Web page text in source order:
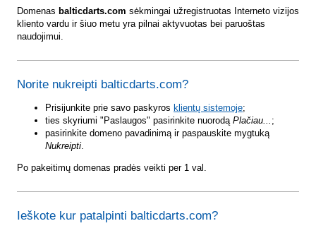
Domenas balticdarts.com sėkmingai užregistruotas Interneto vizijos
kliento vardu ir šiuo metu yra pilnai aktyvuotas bei paruoštas
naudojimui.
Norite nukreipti balticdarts.com?
Prisijunkite prie savo paskyros klientų sistemoje;
ties skyriumi "Paslaugos" pasirinkite nuorodą Plačiau... ;
pasirinkite domeno pavadinimą ir paspauskite mygtuką
Nukreipti.
Po pakeitimų domenas pradės veikti per 1 val.
Ieškote kur patalpinti balticdarts.com?